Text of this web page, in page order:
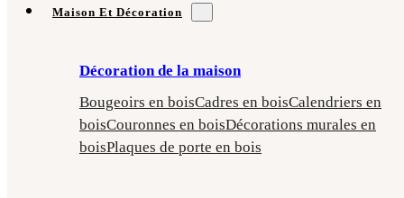
Maison Et Décoration
Décoration de la maison
Bougeoirs en boisCadres en boisCalendriers en
boisCouronnes en boisDécorations murales en
boisPlaques de porte en bois